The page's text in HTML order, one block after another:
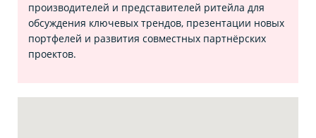
производителей и представителей ритейла для
обсуждения ключевых трендов, презентации новых
портфелей и развития совместных партнёрских
проектов.